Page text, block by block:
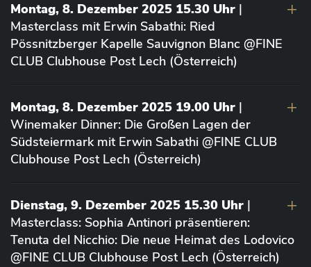
Montag, 8. Dezember 2025 15.30 Uhr |
Masterclass mit Erwin Sabathi: Ried
Pössnitzberger Kapelle Sauvignon Blanc @FINE
CLUB Clubhouse Post Lech (Österreich)
Montag, 8. Dezember 2025 19.00 Uhr |
Winemaker Dinner: Die Großen Lagen der
Südsteiermark mit Erwin Sabathi @FINE CLUB
Clubhouse Post Lech (Österreich)
Dienstag, 9. Dezember 2025 15.30 Uhr |
Masterclass: Sophia Antinori präsentieren:
Tenuta del Nicchio: Die neue Heimat des Lodovico
@FINE CLUB Clubhouse Post Lech (Österreich)